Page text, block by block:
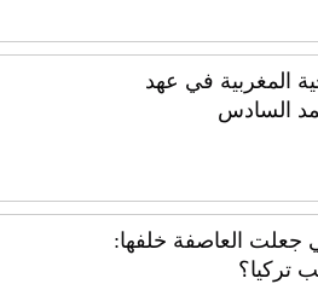
المغربية في عهد
السادس
جعلت العاصفة خلفها:
تركيا؟